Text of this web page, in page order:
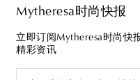
Mytheresa时尚快报
立即订阅Mytheresa时尚快
精彩资讯